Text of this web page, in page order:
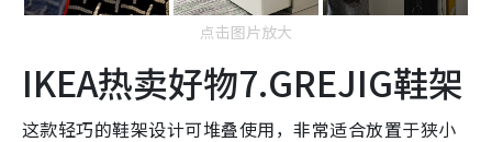
点击图片放大
IKEA热卖好物7.GREJIG鞋架
这款轻巧的鞋架设计可堆叠使用，非常适合放置于狭小